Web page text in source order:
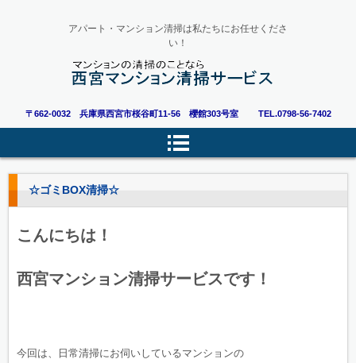
アパート・マンション清掃は私たちにお任せくださ
い！
〒662-0032 兵庫県西宮市桜谷町11-56 櫻館303号室 TEL.0798-56-7402
☆ゴミBOX清掃☆
こんにちは！
西宮マンション清掃サービスです！
今回は、日常清掃にお伺いしているマンションの